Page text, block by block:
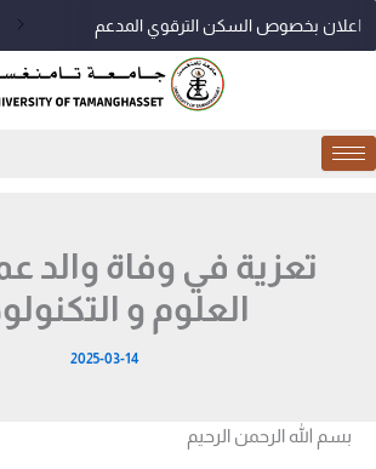
اعلان بخصوص السكن الترقوي المدعم
تعزية في وفاة والد
العلوم و
2025-03-14
بسم الله الرحمن الرحيم